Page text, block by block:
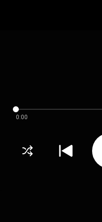
0:00